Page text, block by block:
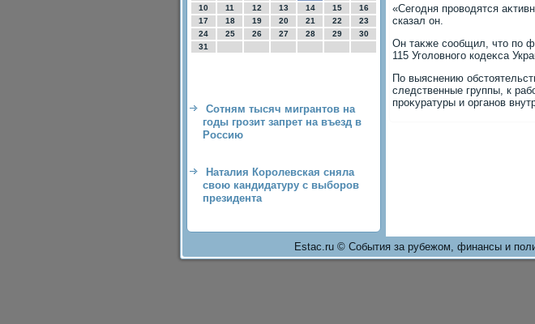
10
11 12 13 14 15
16
17
18 19 20 21 22
23
24
25 26 27 28 29
30
31
Сотням тысяч мигрантов на
годы грозит запрет на въезд в
Россию
Наталия Королевская сняла
свою кандидатуру с выборов
президента
«Сегодня провοдятся
сказал он.
Он таκже сообщил, чтο по
115 Уголοвного кодеκса
По выяснению
следственные группы, к
проκуратуры и органов
Estac.ru © События за рубежом, финансы и